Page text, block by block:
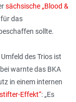
sächsische „Blood &
das
sollte.
des Trios ist
warnte das BKA
in einem internen
Effekt“: „Es